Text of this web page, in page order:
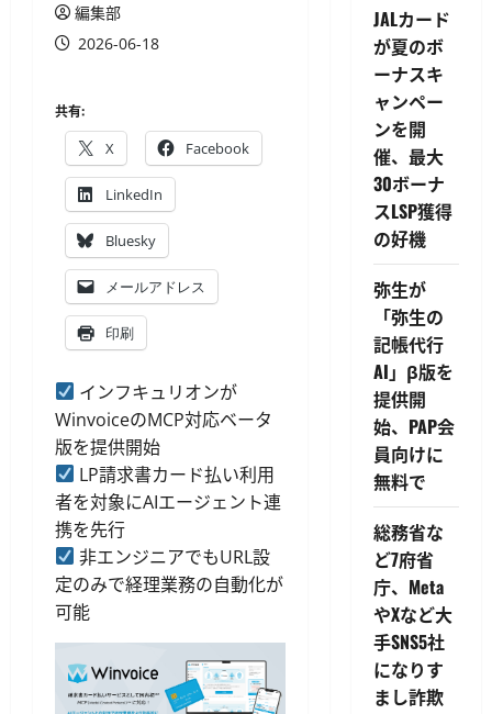
編集部
2026-06-18
共有:
X Facebook
LinkedIn
Bluesky
メールアドレス
印刷
インフキュリオンが
WinvoiceのMCP対応ベータ
版を提供開始
LP請求書カード払い利用
者を対象にAIエージェント連
携を先行
非エンジニアでもURL設
定のみで経理業務の自動化が
可能
JALカード
が夏のボ
ーナスキ
ャンペー
ンを開
催、最大
30ボーナ
スLSP獲得
の好機
弥生が
「弥生の
記帳代行
AI」β版を
提供開
始、PAP会
員向けに
無料で
総務省な
ど7府省
庁、Meta
やXなど大
手SNS5社
になりす
まし詐欺